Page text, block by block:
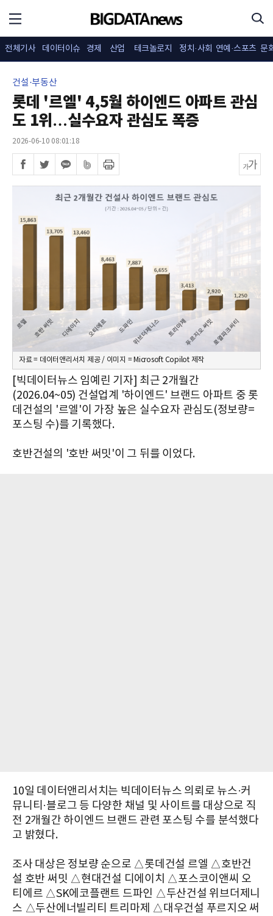
전체기사 데이터이슈 경제 산업 테크놀로지 정치·사회 연예·스포츠 문
건설·부동산
롯데 '르엘' 4,5월 하이엔드 아파트 관심
도 1위…실수요자 관심도 폭증
2026-06-10 08:01:18
자료 = 데이터앤리서치 제공 / 이미지 = Microsoft Copilot 제작
[빅데이터뉴스 임예린 기자] 최근 2개월간
(2026.04~05) 건설업계 '하이엔드' 브랜드 아파트 중 롯
데건설의 '르엘'이 가장 높은 실수요자 관심도(정보량=
포스팅 수)를 기록했다.
호반건설의 '호반 써밋'이 그 뒤를 이었다.
10일 데이터앤리서치는 빅데이터뉴스 의뢰로 뉴스·커
뮤니티·블로그 등 다양한 채널 및 사이트를 대상으로 직
전 2개월간 하이엔드 브랜드 관련 포스팅 수를 분석했다
고 밝혔다.
조사 대상은 정보량 순으로 △롯데건설 르엘 △호반건
설 호반 써밋 △현대건설 디에이치 △포스코이앤씨 오
티에르 △SK에코플랜트 드파인 △두산건설 위브더제니
스 △두산에너빌리티 트리마제 △대우건설 푸르지오 써